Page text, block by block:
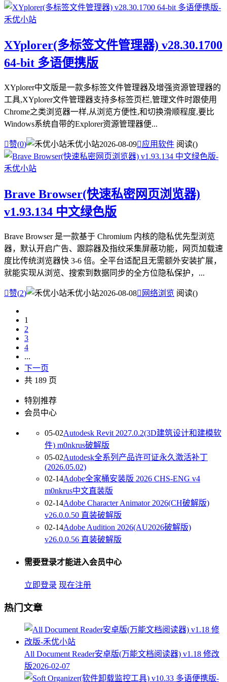
XYplorer(多标签文件管理器) v28.30.1700
64-bit 多语便携版
XYplorer中文版是一款多标签文件管理器及增强资源管理器的
工具,XYplorer文件管理器支持多标签页栏,管理文件时跟使用
Chrome之类浏览器一样,从浏览方便性,和切换滑顺程度,要比
Windows系统自带的Explorer资源管理器便...
赞(0) 禾优小站2026-08-09应用软件 阅读()
Brave Browser(快速私密网页浏览器)
v1.93.134 中文绿色版
Brave Browser 是一款基于 Chromium 内核的隐私优先型浏览
器，默认开启广告、跟踪器及指纹采集屏蔽功能，网页加载速
度比传统浏览器快 3-6 倍。全平台适配且无需额外安装扩展，
就能实现从浏览、搜索到数据同步的全方位隐私保护，...
赞(2) 禾优小站2026-08-08 网络浏览 阅读()
1
2
3
4
...
下一页
共 189 页
特别推荐
会员中心
05-02Autodesk Revit 2027.0.2(3D建筑设计和建模软
件) m0nkrus破解版
05-02Autodesk全系列产品许可证永久激活补丁
(2026.05.02)
02-14Adobe全家桶安装版 2026 CHS-ENG v4
m0nkrus中文直装版
02-14Adobe Character Animator 2026(CH破解版)
v26.0.0.50 直装破解版
02-14Adobe Audition 2026(AU2026破解版)
v26.0.0.56 直装破解版
需要登录才能进入会员中心
立即登录 现在注册
热门文章
All Document Reader安卓版(万能文档阅读器) v1.18 修改
版2026-02-07